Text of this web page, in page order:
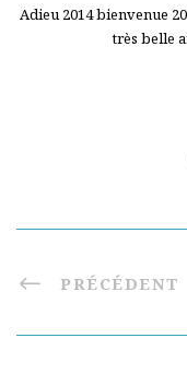
Adieu 2014 bienvenue
très belle
PRÉCÉDENT